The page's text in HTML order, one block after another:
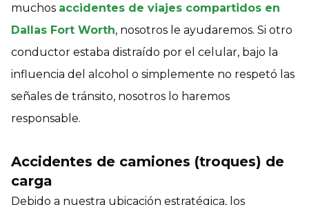
muchos accidentes de viajes compartidos en
Dallas Fort Worth, nosotros le ayudaremos. Si otro
conductor estaba distraído por el celular, bajo la
influencia del alcohol o simplemente no respetó las
señales de tránsito, nosotros lo haremos
responsable.
Accidentes de camiones (troques) de
carga
Debido a nuestra ubicación estratégica, los